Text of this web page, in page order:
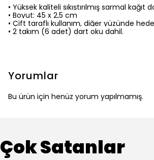
• Yüksek kaliteli sıkıştırılmış sarmal kağıt
• Boyut: 45 x 2,5 cm
• Çift taraflı kullanım, diğer yüzünde
• 2 takım (6 adet) dart oku dahil.
Yorumlar
Bu ürün için henüz yorum yapılmamış.
Çok Satanlar